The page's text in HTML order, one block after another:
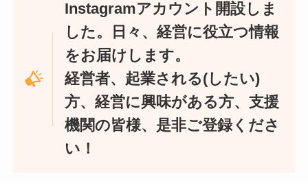
Instagramアカウント開設しま
した。日々、経営に役立つ情報
をお届けします。
経営者、起業される(したい)
方、経営に興味がある方、支援
機関の皆様、是非ご登録くださ
い！